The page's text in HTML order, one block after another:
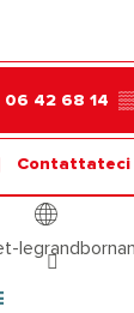
06 42 68 14
Contattateci